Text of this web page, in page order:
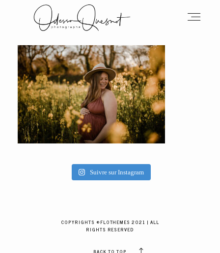
Suivre sur Instagram
COPYRIGHTS ©FLOTHEMES 2021 | ALL
RIGHTS RESERVED
INFOS
MON TRAVAIL
VOS MOTS D'AMOUR
GALERIES CLIENTS